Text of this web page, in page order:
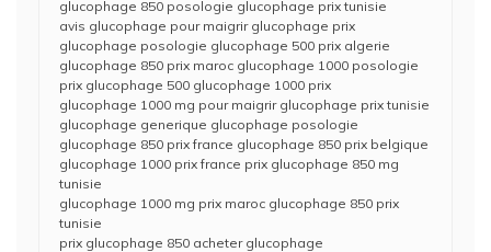
glucophage 850 posologie glucophage prix tunisie
avis glucophage pour maigrir glucophage prix
glucophage posologie glucophage 500 prix algerie
glucophage 850 prix maroc glucophage 1000 posologie
prix glucophage 500 glucophage 1000 prix
glucophage 1000 mg pour maigrir glucophage prix tunisie
glucophage generique glucophage posologie
glucophage 850 prix france glucophage 850 prix belgique
glucophage 1000 prix france prix glucophage 850 mg
tunisie
glucophage 1000 mg prix maroc glucophage 850 prix
tunisie
prix glucophage 850 acheter glucophage